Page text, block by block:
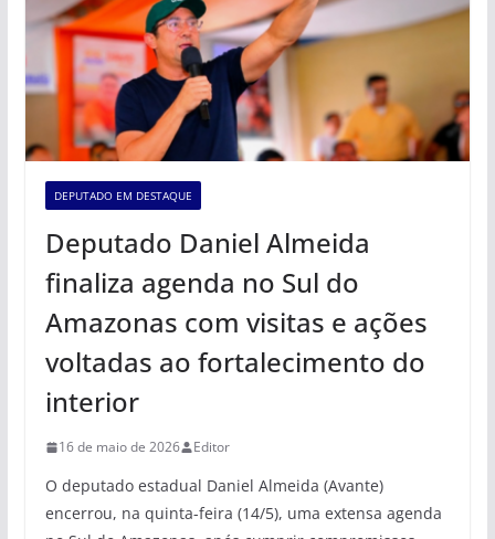
DEPUTADO EM DESTAQUE
Deputado Daniel Almeida
finaliza agenda no Sul do
Amazonas com visitas e ações
voltadas ao fortalecimento do
interior
16 de maio de 2026 Editor
O deputado estadual Daniel Almeida (Avante)
encerrou, na quinta-feira (14/5), uma extensa agenda